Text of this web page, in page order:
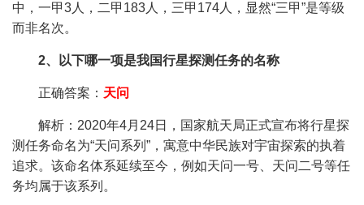
中，一甲3人，二甲183人，三甲174人，显然“三甲”是等级
而非名次‌。
2、以下哪一项是我国行星探测任务的名称
正确答案： 天问
解析：2020年4月24日，国家航天局正式宣布将行星探
测任务命名为“天问系列”，寓意中华民族对宇宙探索的执着
追求。该命名体系延续至今，例如天问一号、天问二号等任
务均属于该系列。